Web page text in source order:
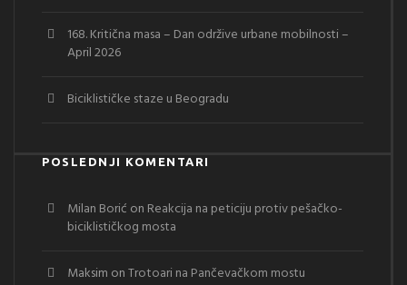
168. Kritična masa – Dan održive urbane mobilnosti –
April 2026
Biciklističke staze u Beogradu
POSLEDNJI KOMENTARI
Milan Borić on Reakcija na peticiju protiv pešačko-
biciklističkog mosta
Maksim onTrotoari na Pančevačkom mostu